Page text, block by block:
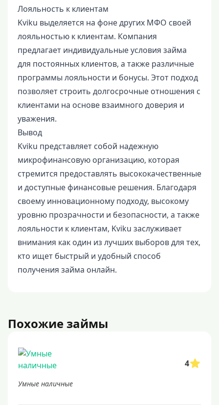
Лояльность к клиентам
Kviku выделяется на фоне других МФО своей
лояльностью к клиентам. Компания
предлагает индивидуальные условия займа
для постоянных клиентов, а также различные
программы лояльности и бонусы. Этот подход
позволяет строить долгосрочные отношения с
клиентами на основе взаимного доверия и
уважения.
Вывод
Kviku представляет собой надежную
микрофинансовую организацию, которая
стремится предоставлять высококачественные
и доступные финансовые решения. Благодаря
своему инновационному подходу, высокому
уровню прозрачности и безопасности, а также
лояльности к клиентам, Kviku заслуживает
внимания как один из лучших выборов для тех,
кто ищет быстрый и удобный способ
получения займа онлайн.
Похожие займы
4
Умные наличные